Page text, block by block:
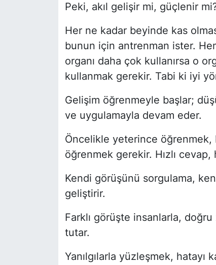
Peki, akıl gelişir mi, güçlenir
Her ne kadar beyinde kas
bunun için antrenman ister.
organı daha çok kullanırsa o
kullanmak gerekir. Tabi ki iyi
Gelişim öğrenmeyle başlar;
ve uygulamayla devam eder.
Öncelikle yeterince
öğrenmek gerekir. Hızlı
Kendi görüşünü sorgulama,
geliştirir.
Farklı görüşte insanlarla,
tutar.
Yanılgılarla yüzleşmek,